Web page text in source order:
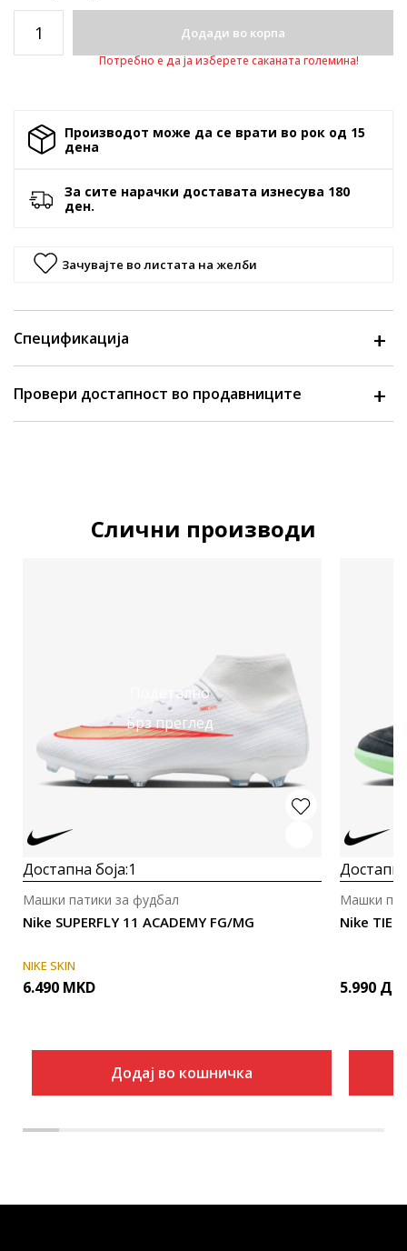
Додади во корпа
Потребно е да ја изберете саканата големина!
Производот може да се врати во рок од 15
денa
За сите нарачки доставата изнесува 180
ден.
Зачувајте во листата на желби
Спецификација
Провери достапност во продавниците
Слични производи
Подетално
Брз преглед
Достапна боја:1
Nike SUPERFLY 11 ACADEMY FG/MG
Машки патики за фудбал
NIKE SKIN
6.490 MKD
Додај во кошничка
Nike
Машки
5.990